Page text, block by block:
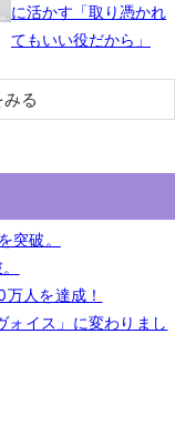
に活かす「取り憑かれ
てもいい役だから」
る
破。
人を達成！
イス」に変わりまし